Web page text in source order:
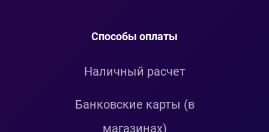
Способы оплаты
Наличный расчет
Банковские карты (в
магазинах)